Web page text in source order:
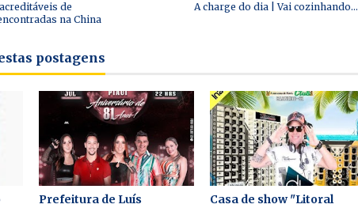
A charge do dia | Vai cozinhando...
de
na China
postagens
Prefeitura de Luís
Casa de show "Litoral